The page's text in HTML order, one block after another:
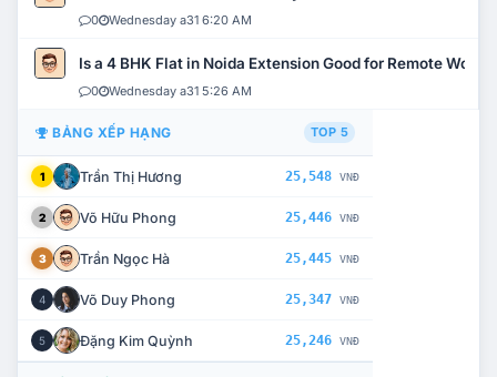
0 Wednesday a31 6:20 AM
Is a 4 BHK Flat in Noida Extension Good for Remote Work?
0 Wednesday a31 5:26 AM
BẢNG XẾP HẠNG TOP 5
1 Trần Thị Hương 25,548 VNĐ
2 Võ Hữu Phong 25,446 VNĐ
3 Trần Ngọc Hà 25,445 VNĐ
4 Võ Duy Phong 25,347 VNĐ
5 Đặng Kim Quỳnh 25,246 VNĐ